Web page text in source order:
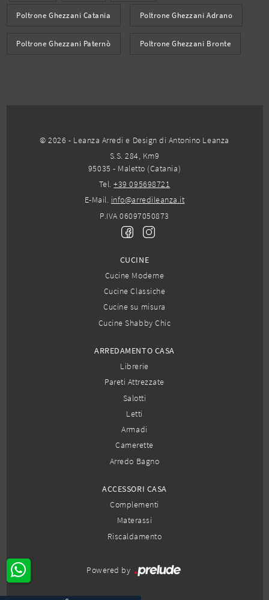
Poltrone Ghezzani Catania Poltrone Ghezzani Adrano
Poltrone Ghezzani Paternò Poltrone Ghezzani Bronte
© 2026 - Leanza Arredi e Design di Antonino Leanza
S.S. 284, Km9
95035 - Maletto (Catania)
Tel.+39 095698721
E-Mail. info@arredileanza.it
P.IVA 06097050873
CUCINE
Cucine Moderne
Cucine Classiche
Cucine su misura
Cucine Shabby Chic
ARREDAMENTO CASA
Librerie
Pareti Attrezzate
Salotti
Letti
Armadi
Camerette
Arredo Bagno
ACCESSORI CASA
Complementi
Materassi
Riscaldamento
Powered by